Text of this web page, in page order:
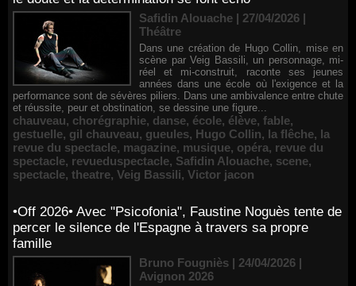
Safidin Alouache | 27/04/2026 |
Théâtre
Dans une création de Hugo Collin, mise en
scène par Veig Bassili, un personnage, mi-
réel et mi-construit, raconte ses jeunes
années dans une école où l'exigence et la
performance sont de sévères piliers. Dans une ambivalence entre chute
et réussite, peur et obstination, se dessine une figure...
chauveau, chorégraphie, danse, école, élève, fable,
gestuelle, gil chauveau, gueules, Hugo Collin, la flêche, la
revue du spectacle, magazine, musique, opéra, revue du
spectacle, revueduspectacle, Safidin Alouache, scene,
spectacle, theatre, Veig Bassili, Victor jacon
•Off 2026• Avec "Psicofonia", Faustine Noguès tente de
percer le silence de l'Espagne à travers sa propre
famille
Bruno Fougniès | 24/04/2026 |
Avignon 2026